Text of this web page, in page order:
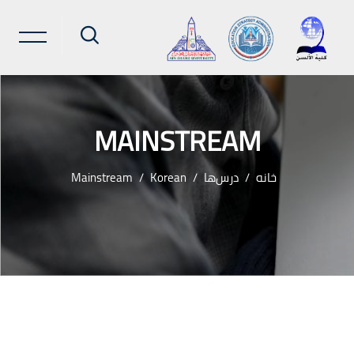
MAINSTREAM
خانه درس‌ها Korean
Mainstream